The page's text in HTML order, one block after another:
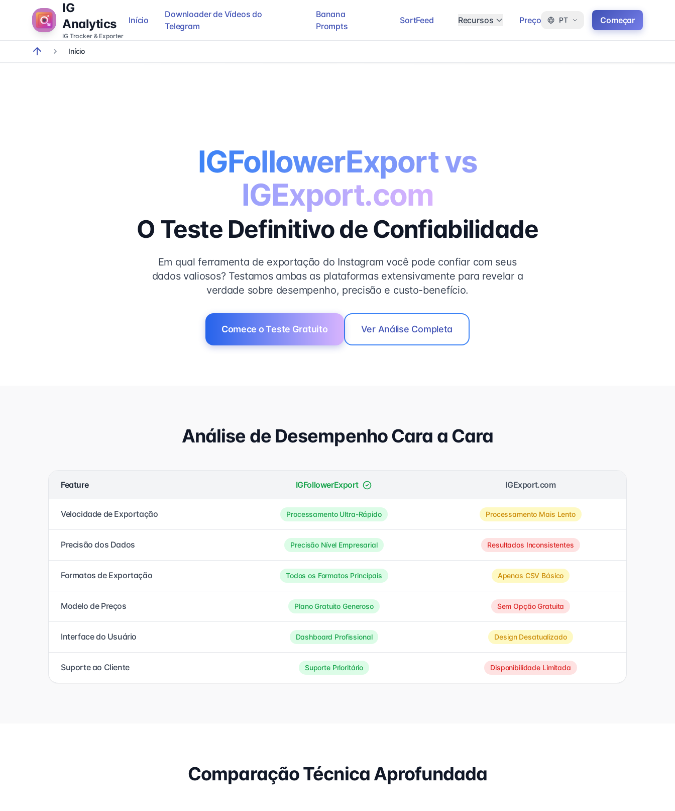
IG
Analytics
IG Tracker & Exporter
Início
Downloader de Vídeos do
Telegram
Banana
Prompts
SortFeed Recursos Preço PT Começar
breadcrumb.home
Início
IGFollowerExport vs
IGExport.com
O Teste Definitivo de Confiabilidade
Em qual ferramenta de exportação do Instagram você pode confiar com seus
dados valiosos? Testamos ambas as plataformas extensivamente para revelar a
verdade sobre desempenho, precisão e custo-benefício.
Comece o Teste Gratuito Ver Análise Completa
Análise de Desempenho Cara a Cara
Feature IGFollowerExport IGExport.com
Velocidade de Exportação Processamento Ultra-Rápido Processamento Mais Lento
Precisão dos Dados Precisão Nível Empresarial Resultados Inconsistentes
Formatos de Exportação Todos os Formatos Principais Apenas CSV Básico
Modelo de Preços Plano Gratuito Generoso Sem Opção Gratuita
Interface do Usuário Dashboard Profissional Design Desatualizado
Suporte ao Cliente Suporte Prioritário Disponibilidade Limitada
Comparação Técnica Aprofundada